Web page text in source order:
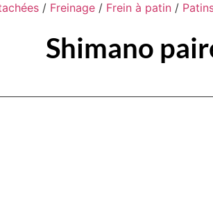
/ Freinage / Frein à patin /
Shimano